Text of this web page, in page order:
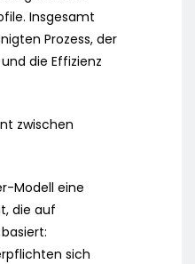
Insgesamt
Prozess, der
die Effizienz
zwischen
Modell eine
die auf
sich